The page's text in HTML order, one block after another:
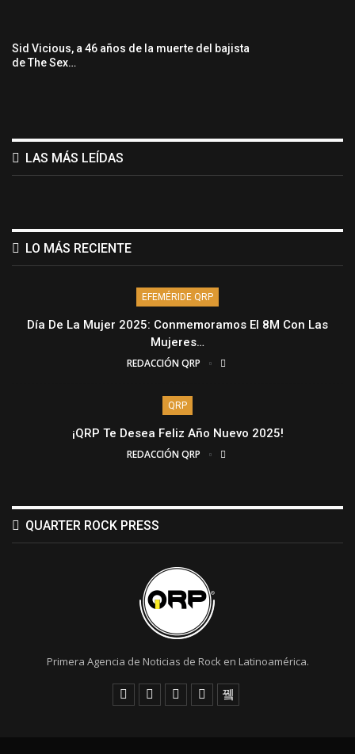
Sid Vicious, a 46 años de la muerte del bajista
de The Sex…
LAS MÁS LEÍDAS
LO MÁS RECIENTE
EFEMÉRIDE QRP
Día De La Mujer 2025: Conmemoramos El 8M Con Las
Mujeres…
REDACCIÓN QRP
QRP
¡QRP Te Desea Feliz Año Nuevo 2025!
REDACCIÓN QRP
QUARTER ROCK PRESS
Primera Agencia de Noticias de Rock en Latinoamérica.